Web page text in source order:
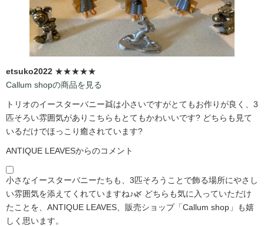
etsuko2022 ★★★★★
Callum shopの商品を見る
トリオのイースターバニー👯は小さいですがとてもお作りが良く、3
匹そろい雰囲気がありこちらもとてもかわいいです?️ どちらも見て
いるだけでほっこり癒されています?️
ANTIQUE LEAVESからのコメント
小さなイースターバニーたちも、3匹そろうことで飾る場所にやさし
い雰囲気を添えてくれていますね♪🌿 どちらも気に入っていただけ
たことを、ANTIQUE LEAVES、販売ショップ「Callum shop」も嬉
しく思います。